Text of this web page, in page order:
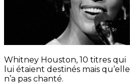
Whitney Houston, 10 titres qui
lui étaient destinés mais qu’elle
n’a pas chanté.